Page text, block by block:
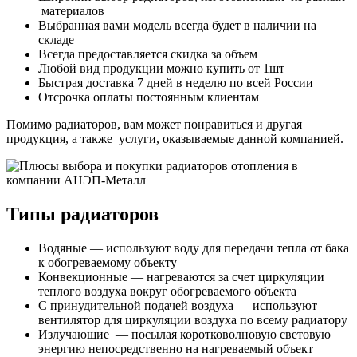
материалов
Выбранная вами модель всегда будет в наличии на
складе
Всегда предоставляется скидка за объем
Любой вид продукции можно купить от 1шт
Быстрая доставка 7 дней в неделю по всей России
Отсрочка оплаты постоянным клиентам
Помимо радиаторов, вам может понравиться и другая
продукция, а также услуги, оказываемые данной компанией.
Типы радиаторов
Водяные — используют воду для передачи тепла от бака
к обогреваемому объекту
Конвекционные — нагреваются за счет циркуляции
теплого воздуха вокруг обогреваемого объекта
С принудительной подачей воздуха — используют
вентилятор для циркуляции воздуха по всему радиатору
Излучающие — посылая коротковолновую световую
энергию непосредственно на нагреваемый объект